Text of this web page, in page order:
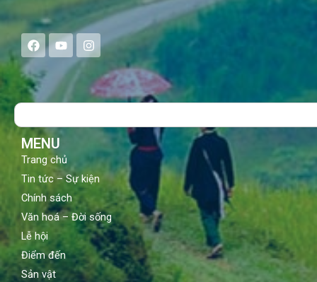
F
a
e
b
o
Y
o
t
u
b
I
n
s
a
g
Search
MENU
Trang chủ
Tin tức – Sự kiện
Chính sách
Văn hoá – Đời sống
Lễ hội
Điểm đến
Sản vật